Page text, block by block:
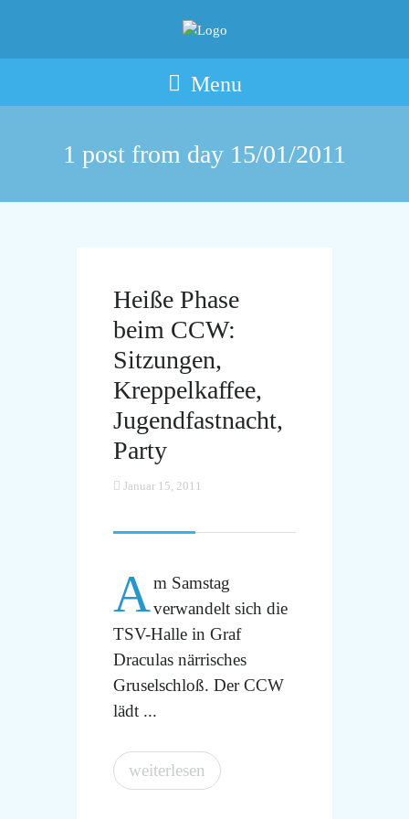
Menu
1 post from day 15/01/2011
Heiße Phase
beim CCW:
Sitzungen,
Kreppelkaffee,
Jugendfastnacht,
Party
Januar 15, 2011
Am Samstag
verwandelt sich die
TSV-Halle in Graf
Draculas närrisches
Gruselschloß. Der CCW
lädt ...
weiterlesen